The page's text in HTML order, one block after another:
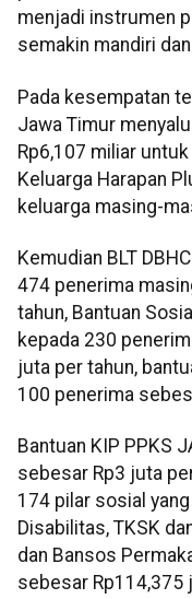
menjadi instrumen
semakin mandiri
Pada kesempatan
Jawa Timur
Rp6,107 miliar
Keluarga Harapan
keluarga masing-
Kemudian BLT
474 penerima
tahun, Bantuan
kepada 230
juta per tahun,
100 penerima
Bantuan KIP PPKS
sebesar Rp3 juta
174 pilar sosial
Disabilitas, TKSK
dan Bansos
sebesar Rp114,375